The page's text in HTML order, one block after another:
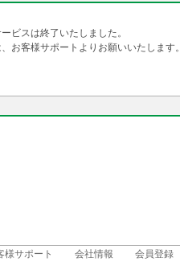
スは終了いたしました。
様サポートよりお願いいたします。
様サポート 会社情報 会員登録